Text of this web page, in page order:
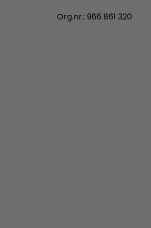
Org.nr.: 966 861 320